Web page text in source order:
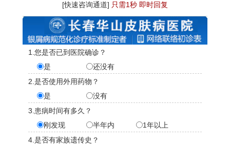
[快速咨询通道] 只需1秒 即时回复
1.您是否已到医院确诊？
是
还没有
2.是否使用外用药物？
是
没有
3.患病时间有多久？
刚发现
半年内
1年以上
4.是否有家族遗传史？